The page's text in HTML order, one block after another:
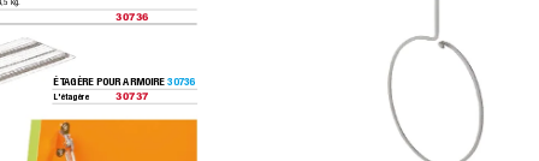
kg.
30736
L'étagère 30737
ÉTAGÈRE POUR ARMOIRE 30736